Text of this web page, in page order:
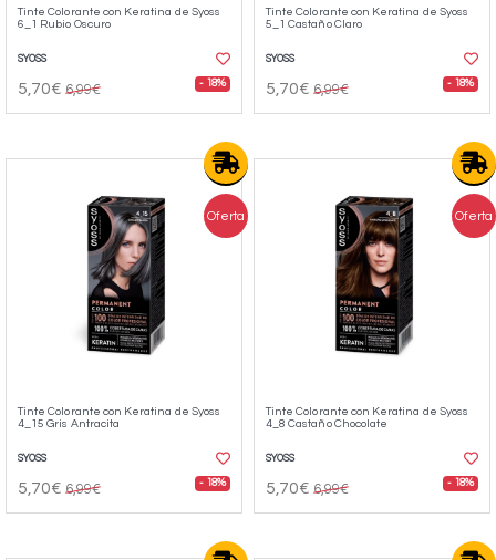
Tinte Colorante con Keratina de Syoss
6_1 Rubio Oscuro
SYOSS
5,70€ 6,99€ - 18%
Tinte Colorante con Keratina de Syoss
5_1 Castaño Claro
SYOSS
5,70€ 6,99€ - 18%
Oferta
Tinte Colorante con Keratina de Syoss
4_15 Gris Antracita
SYOSS
5,70€ 6,99€ - 18%
Oferta
Tinte Colorante con Keratina de Syoss
4_8 Castaño Chocolate
SYOSS
5,70€ 6,99€ - 18%